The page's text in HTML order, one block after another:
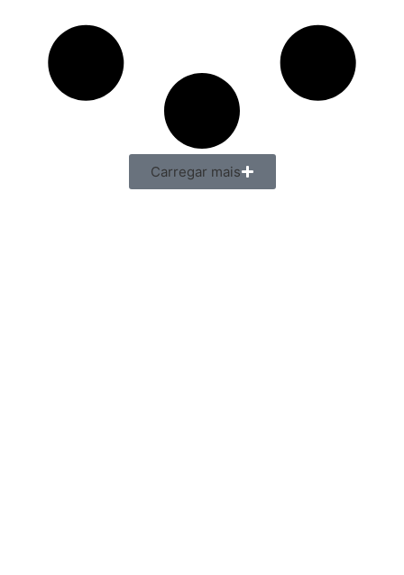
Carregar mais